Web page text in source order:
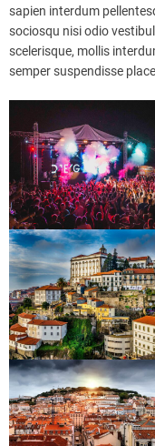
sapien interdum
sociosqu nisi odio
scelerisque, mollis
semper suspendisse